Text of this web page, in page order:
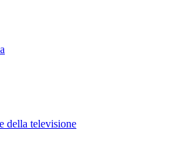
della televisione